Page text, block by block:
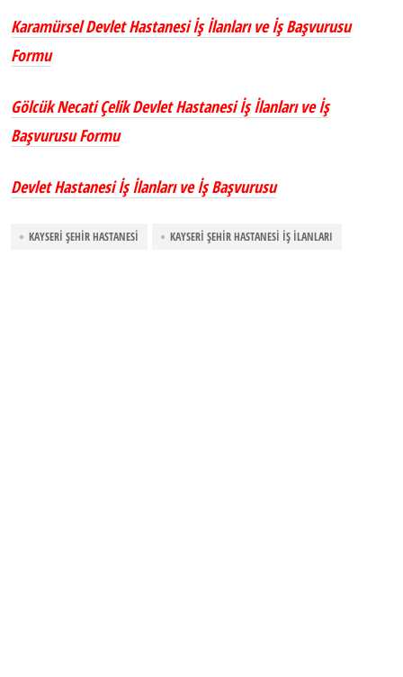
Karamürsel Devlet Hastanesi İş İlanları ve İş Başvurusu
Formu
Gölcük Necati Çelik Devlet Hastanesi İş İlanları ve İş
Başvurusu Formu
Devlet Hastanesi İş İlanları ve İş Başvurusu
KAYSERI ŞEHIR HASTANESI KAYSERI ŞEHIR HASTANESI İŞ İLANLARI